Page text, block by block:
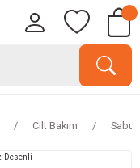
Cilt Bakım Sabun